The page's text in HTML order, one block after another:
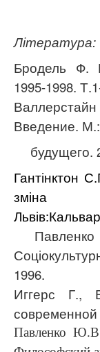
Література:
Бродель Ф.
1995-1998.
Введение.
будущего.
Гантінктон
зміна
Павленко Ю.
1996.
Иггерс Г.,
Павленко